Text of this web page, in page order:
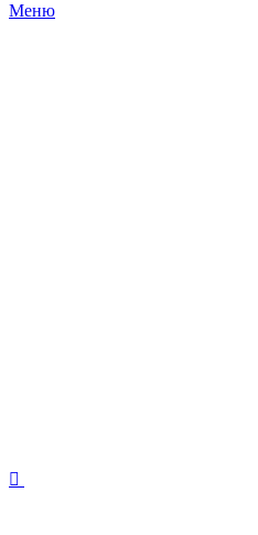
Меню